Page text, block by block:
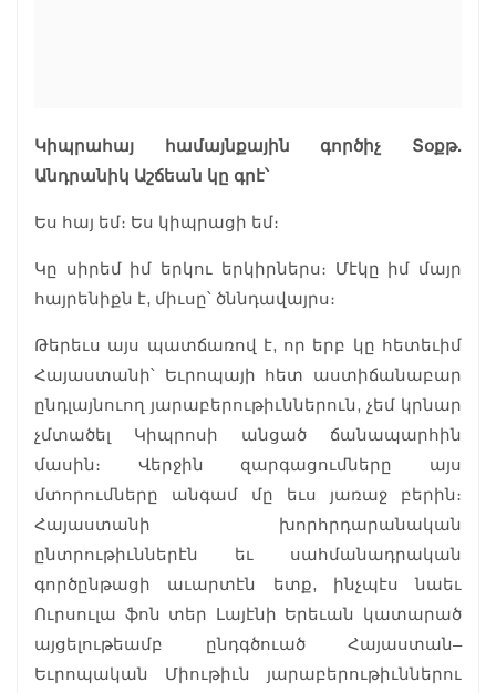
Կիպրահայ համայնքային գործիչ Տօքթ.
Անդրանիկ Աշճեան կը գրէ՝
Ես հայ եմ։ Ես կիպրացի եմ։
Կը սիրեմ իմ երկու երկիրներս։ Մէկը իմ մայր
հայրենիքն է, միւսը՝ ծննդավայրս։
Թերեւս այս պատճառով է, որ երբ կը հետեւիմ
Հայաստանի՝ Եւրոպայի հետ աստիճանաբար
ընդլայնուող յարաբերութիւններուն, չեմ կրնար
չմտածել Կիպրոսի անցած ճանապարհին
մասին։ Վերջին զարգացումները այս
մտորումները անգամ մը եւս յառաջ բերին։
Հայաստանի խորհրդարանական
ընտրութիւններէն եւ սահմանադրական
գործընթացի աւարտէն ետք, ինչպէս նաեւ
Ուրսուլա ֆոն տեր Լայէնի Երեւան կատարած
այցելութեամբ ընդգծուած Հայաստան–
Եւրոպական Միութիւն յարաբերութիւններու